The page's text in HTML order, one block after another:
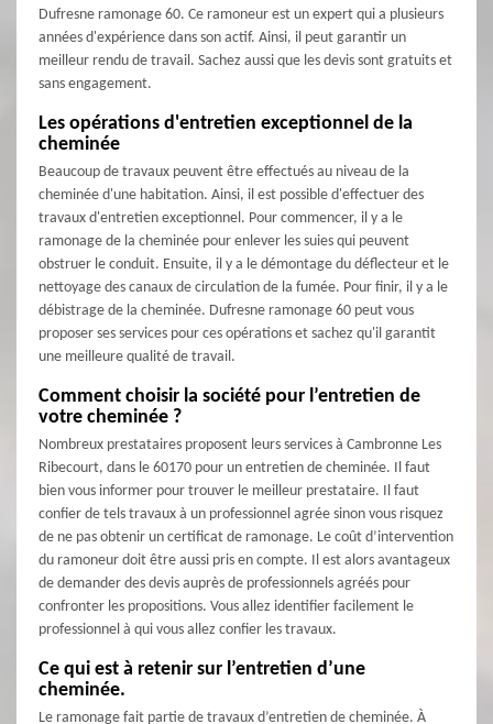
Dufresne ramonage 60. Ce ramoneur est un expert qui a plusieurs
années d'expérience dans son actif. Ainsi, il peut garantir un
meilleur rendu de travail. Sachez aussi que les devis sont gratuits et
sans engagement.
Les opérations d'entretien exceptionnel de la
cheminée
Beaucoup de travaux peuvent être effectués au niveau de la
cheminée d'une habitation. Ainsi, il est possible d'effectuer des
travaux d'entretien exceptionnel. Pour commencer, il y a le
ramonage de la cheminée pour enlever les suies qui peuvent
obstruer le conduit. Ensuite, il y a le démontage du déflecteur et le
nettoyage des canaux de circulation de la fumée. Pour finir, il y a le
débistrage de la cheminée. Dufresne ramonage 60 peut vous
proposer ses services pour ces opérations et sachez qu'il garantit
une meilleure qualité de travail.
Comment choisir la société pour l’entretien de
votre cheminée ?
Nombreux prestataires proposent leurs services à Cambronne Les
Ribecourt, dans le 60170 pour un entretien de cheminée. Il faut
bien vous informer pour trouver le meilleur prestataire. Il faut
confier de tels travaux à un professionnel agrée sinon vous risquez
de ne pas obtenir un certificat de ramonage. Le coût d’intervention
du ramoneur doit être aussi pris en compte. Il est alors avantageux
de demander des devis auprès de professionnels agréés pour
confronter les propositions. Vous allez identifier facilement le
professionnel à qui vous allez confier les travaux.
Ce qui est à retenir sur l’entretien d’une
cheminée.
Le ramonage fait partie de travaux d’entretien de cheminée. À